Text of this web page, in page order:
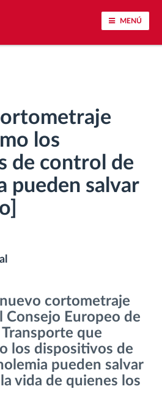
MENÚ
en la conducción
de conducción
tacógrafo
de rutas
del conductor
los
de control de
pueden salvar
cortometraje
Consejo Europeo de
que
los dispositivos de
pueden salvar
vida de quienes los